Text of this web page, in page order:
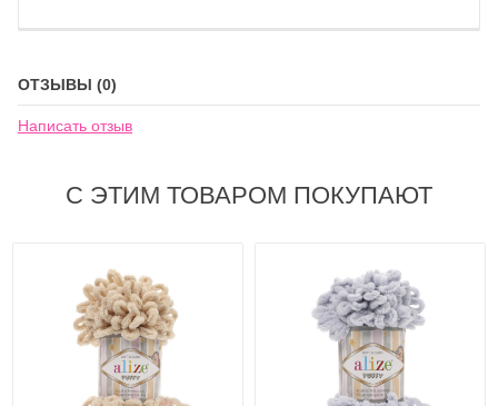
ОТЗЫВЫ (0)
Написать отзыв
С ЭТИМ ТОВАРОМ ПОКУПАЮТ